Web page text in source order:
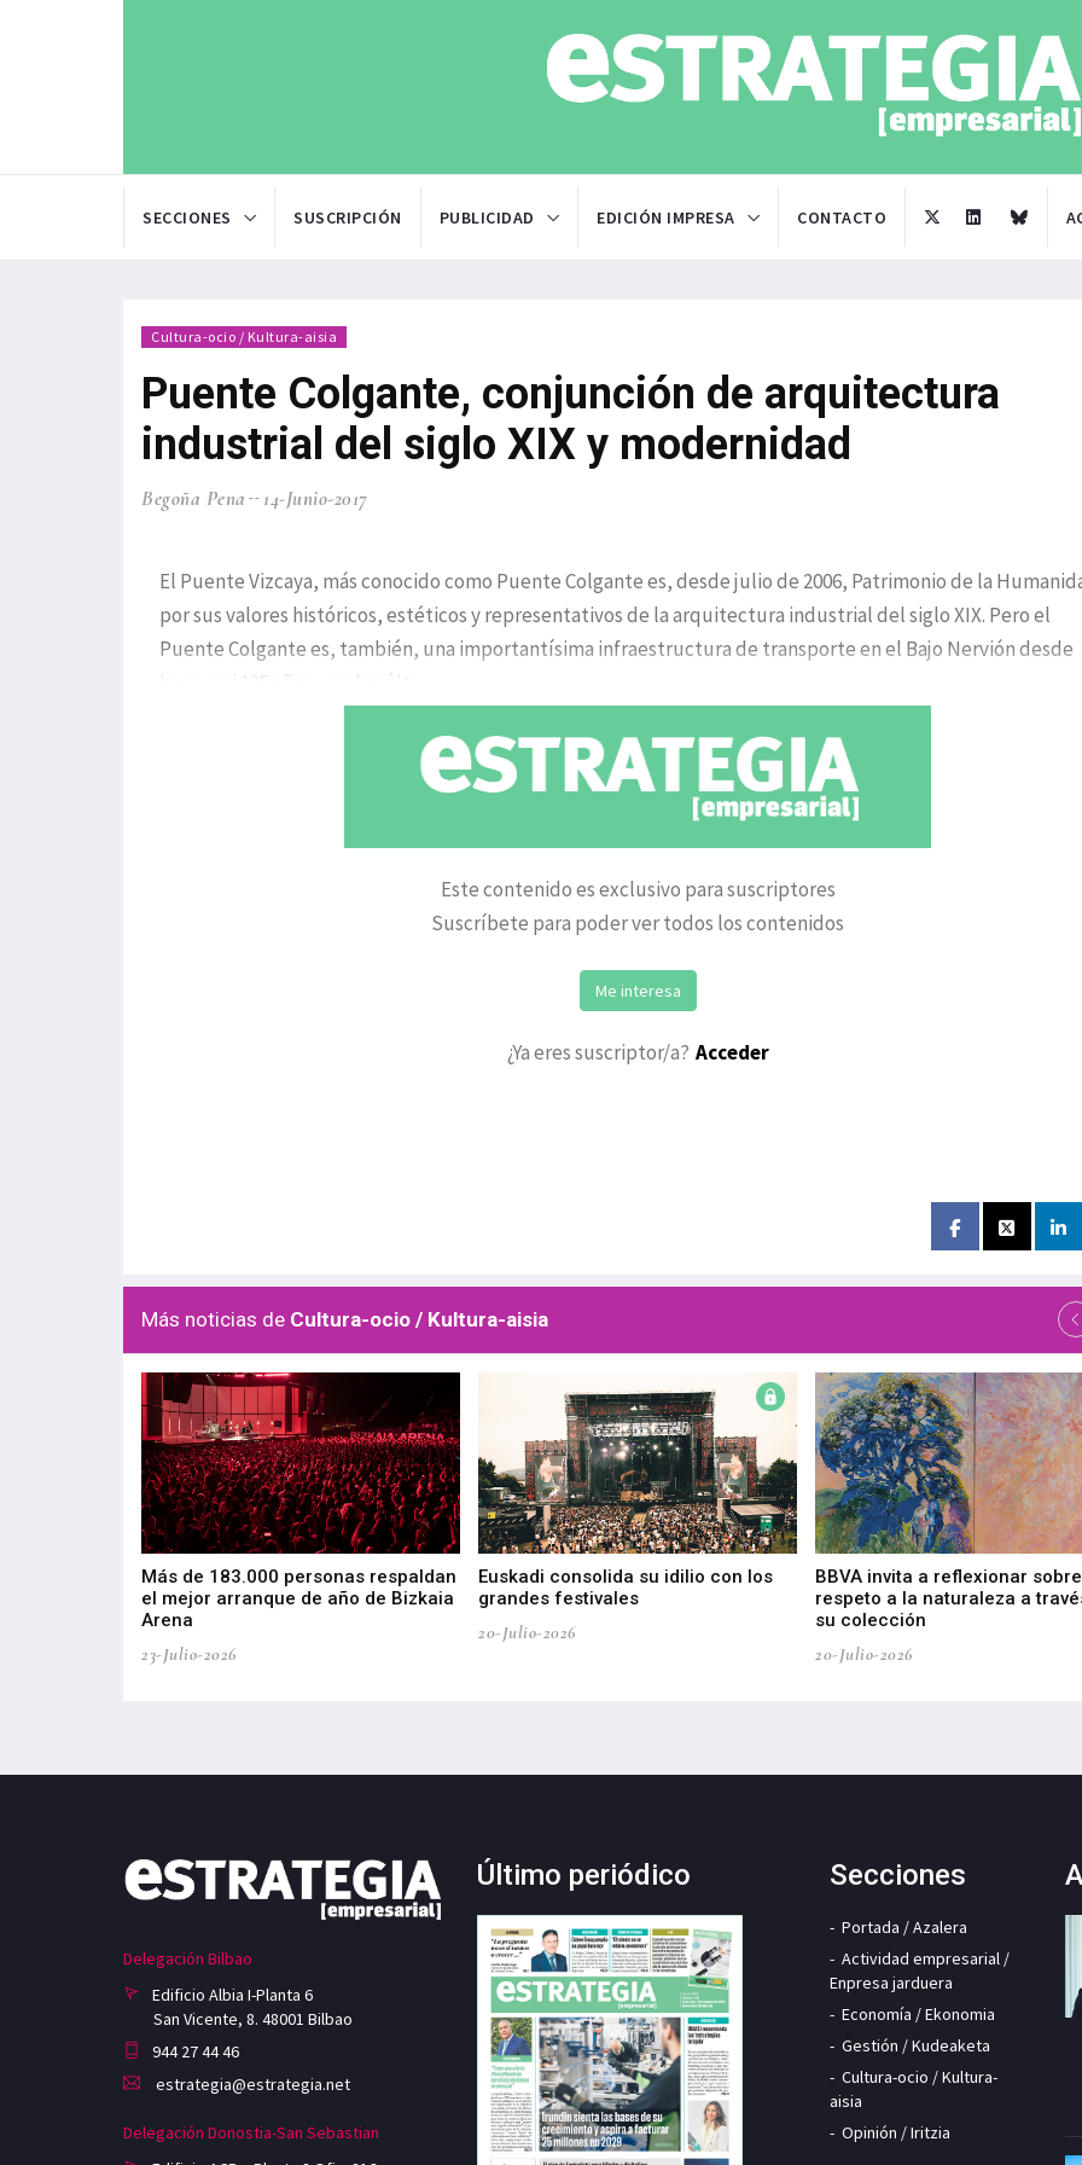
SECCIONES SUSCRIPCIÓN PUBLICIDAD EDICIÓN IMPRESA CONTACTO
Cultura-ocio / Kultura-aisia
Puente Colgante, conjunción de arquitectura
industrial del siglo XIX y modernidad
Begoña Pena 14-Junio-2017
El Puente Vizcaya, más conocido como Puente Colgante es, desde julio de 2006, Patrimonio de la
por sus valores históricos, estéticos y representativos de la arquitectura industrial del siglo XIX. Pero el
Puente Colgante es, también, una importantísima infraestructura de transporte en el Bajo Nervión desde
hace casi 125 años y en los últ
Este contenido es exclusivo para suscriptores
Suscríbete para poder ver todos los contenidos
Me interesa
¿Ya eres suscriptor/a? Acceder
Más noticias de Cultura-ocio / Kultura-aisia
Más de 183.000 personas respaldan
el mejor arranque de año de Bizkaia
Arena
23-Julio-2026
Euskadi consolida su idilio con los
grandes festivales
20-Julio-2026
BBVA invita a reflexionar
respeto a la naturaleza a
su colección
20-Julio-2026
Delegación Bilbao
Edificio Albia I-Planta 6
San Vicente, 8. 48001 Bilbao
944 27 44 46
estrategia@estrategia.net
Delegación Donostia-San Sebastian
Último periódico Secciones
Portada / Azalera
Actividad empresarial /
Enpresa jarduera
Economía / Ekonomia
Gestión / Kudeaketa
Cultura-ocio / Kultura-
aisia
Opinión / Iritzia